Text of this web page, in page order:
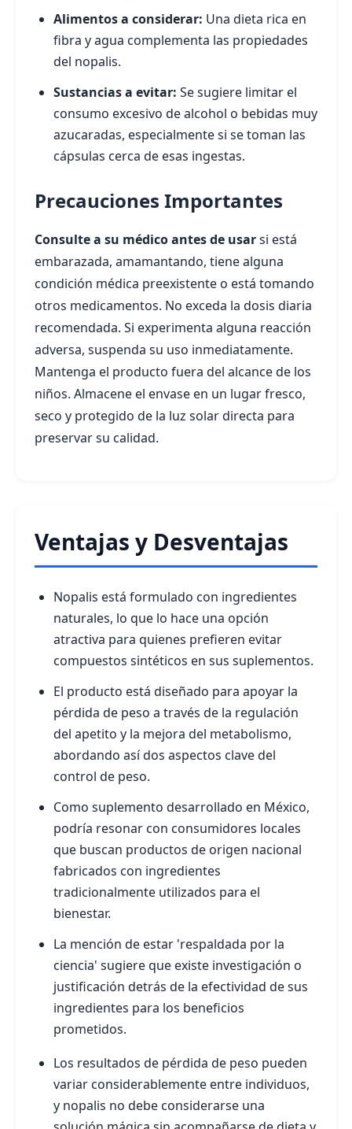
Alimentos a considerar: Una dieta rica en
fibra y agua complementa las propiedades
del nopalis.
Sustancias a evitar: Se sugiere limitar el
consumo excesivo de alcohol o bebidas muy
azucaradas, especialmente si se toman las
cápsulas cerca de esas ingestas.
Precauciones Importantes
Consulte a su médico antes de usarsi está
embarazada, amamantando, tiene alguna
condición médica preexistente o está tomando
otros medicamentos. No exceda la dosis diaria
recomendada. Si experimenta alguna reacción
adversa, suspenda su uso inmediatamente.
Mantenga el producto fuera del alcance de los
niños. Almacene el envase en un lugar fresco,
seco y protegido de la luz solar directa para
preservar su calidad.
Ventajas y Desventajas
Nopalis está formulado con ingredientes
naturales, lo que lo hace una opción
atractiva para quienes prefieren evitar
compuestos sintéticos en sus suplementos.
El producto está diseñado para apoyar la
pérdida de peso a través de la regulación
del apetito y la mejora del metabolismo,
abordando así dos aspectos clave del
control de peso.
Como suplemento desarrollado en México,
podría resonar con consumidores locales
que buscan productos de origen nacional
fabricados con ingredientes
tradicionalmente utilizados para el
bienestar.
La mención de estar 'respaldada por la
ciencia' sugiere que existe investigación o
justificación detrás de la efectividad de sus
ingredientes para los beneficios
prometidos.
Los resultados de pérdida de peso pueden
variar considerablemente entre individuos,
y nopalis no debe considerarse una